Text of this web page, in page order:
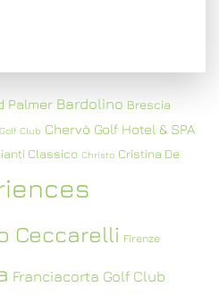
Palmer Bardolino Brescia
Club Chervò Golf Hotel & SPA
Classico Christo Cristina De
Ceccarelli Firenze
Franciacorta Golf Club